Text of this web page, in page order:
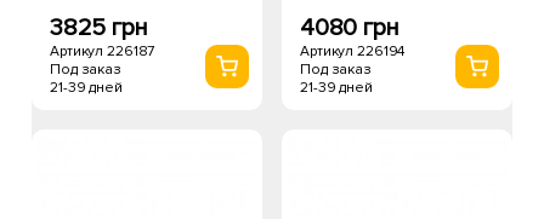
3825 грн
Артикул 226187
Под заказ
21-39 дней
4080 грн
Артикул 226194
Под заказ
21-39 дней